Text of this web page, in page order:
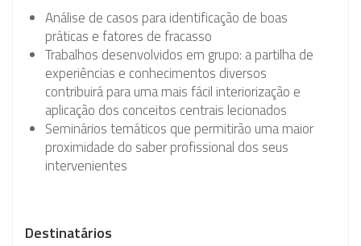
Análise de casos para identificação de boas
práticas e fatores de fracasso
Trabalhos desenvolvidos em grupo: a partilha de
experiências e conhecimentos diversos
contribuirá para uma mais fácil interiorização e
aplicação dos conceitos centrais lecionados
Seminários temáticos que permitirão uma maior
proximidade do saber profissional dos seus
intervenientes
Destinatários